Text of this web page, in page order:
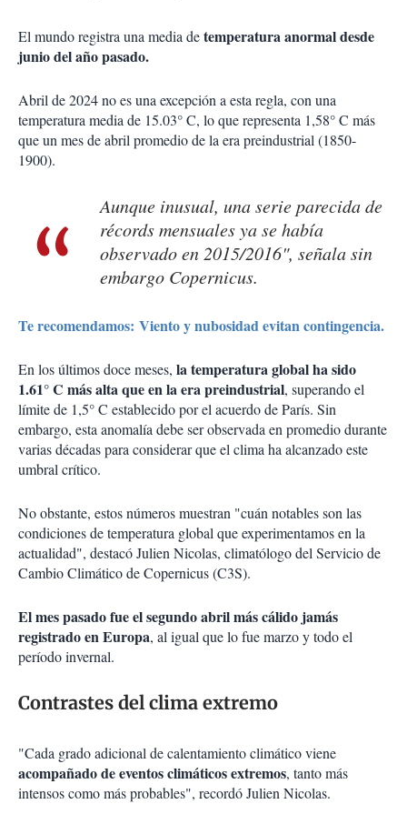
El mundo registra una media detemperatura anormal desde
junio del año pasado.
Abril de 2024 no es una excepción a esta regla, con una
temperatura media de 15.03° C, lo que representa 1,58° C más
que un mes de abril promedio de la era preindustrial (1850-
1900).
Aunque inusual, una serie parecida de
récords mensuales ya se había
observado en 2015/2016", señala sin
embargo Copernicus.
Te recomendamos: Viento y nubosidad evitan contingencia.
En los últimos doce meses, la temperatura global ha sido
1.61° C más alta que en la era preindustrial, superando el
límite de 1,5° C establecido por el acuerdo de París. Sin
embargo, esta anomalía debe ser observada en promedio durante
varias décadas para considerar que el clima ha alcanzado este
umbral crítico.
No obstante, estos números muestran "cuán notables son las
condiciones de temperatura global que experimentamos en la
actualidad", destacó Julien Nicolas, climatólogo del Servicio de
Cambio Climático de Copernicus (C3S).
El mes pasado fue el segundo abril más cálido jamás
registrado en Europa, al igual que lo fue marzo y todo el
período invernal.
Contrastes del clima extremo
"Cada grado adicional de calentamiento climático viene
acompañado de eventos climáticos extremos, tanto más
intensos como más probables", recordó Julien Nicolas.